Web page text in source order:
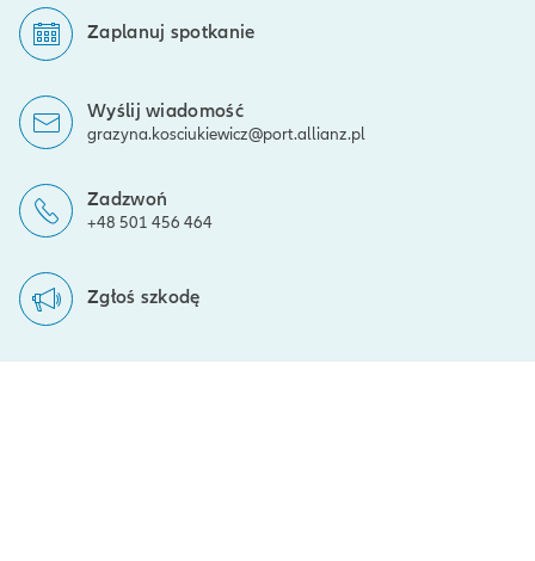
Zaplanuj spotkanie
Wyślij wiadomość
grazyna.kosciukiewicz@port.allianz.pl
Zadzwoń
+48 501 456 464
Zgłoś szkodę